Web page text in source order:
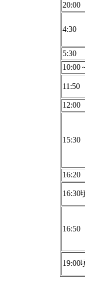
20:00
4:30
5:30
10:00
11:50
12:00
15:30
16:20
16:30
16:50
19:00